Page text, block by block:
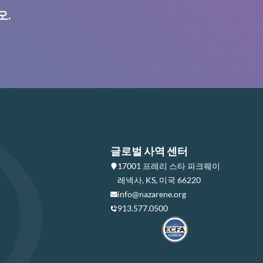
.
글로벌 사역 센터
17001 프레리 스타 파크웨이
레넥사, KS, 미국 66220
info@nazarene.org
913.577.0500